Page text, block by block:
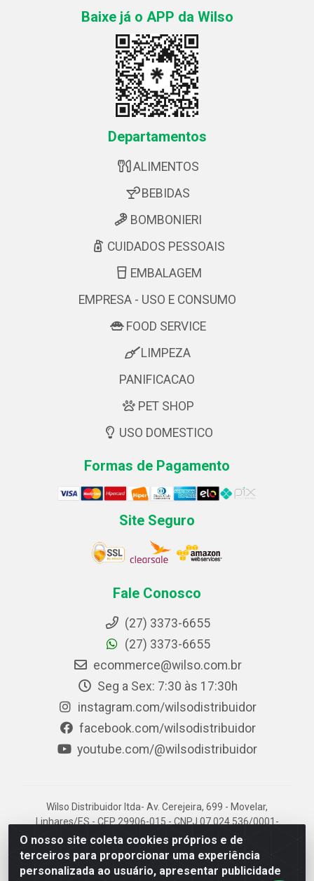
O nosso site coleta cookies próprios e de
terceiros para proporcionar uma experiência
personalizada ao usuário, apresentar publicidade
Baixe já o APP da Wilso
Departamentos
ALIMENTOS
BEBIDAS
BOMBONIERI
CUIDADOS PESSOAIS
EMBALAGEM
EMPRESA - USO E CONSUMO
FOOD SERVICE
LIMPEZA
PANIFICACAO
PET SHOP
USO DOMESTICO
Formas de Pagamento
Site Seguro
Fale Conosco
(27) 3373-6655
(27) 3373-6655
ecommerce@wilso.com.br
Seg a Sex: 7:30 às 17:30h
instagram.com/wilsodistribuidor
facebook.com/wilsodistribuidor
youtube.com/@wilsodistribuidor
Wilso Distribuidor ltda- Av. Cerejeira, 699 - Movelar,
Linhares/ES - CEP 29906-015 - CNPJ 07.024.536/0001-
96